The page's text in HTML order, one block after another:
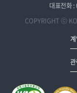
대표전화
COPYRIGHT ⓒ